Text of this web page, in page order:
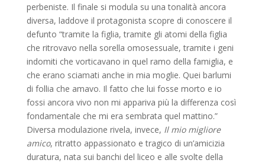
perbeniste. Il finale si modula su una tonalità ancora
diversa, laddove il protagonista scopre di conoscere il
defunto “tramite la figlia, tramite gli atomi della figlia
che ritrovavo nella sorella omosessuale, tramite i geni
indomiti che vorticavano in quel ramo della famiglia, e
che erano sciamati anche in mia moglie. Quei barlumi
di follia che amavo. Il fatto che lui fosse morto e io
fossi ancora vivo non mi appariva più la differenza così
fondamentale che mi era sembrata quel mattino.”
Diversa modulazione rivela, invece, Il mio migliore
amico, ritratto appassionato e tragico di un’amicizia
duratura, nata sui banchi del liceo e alle svolte della